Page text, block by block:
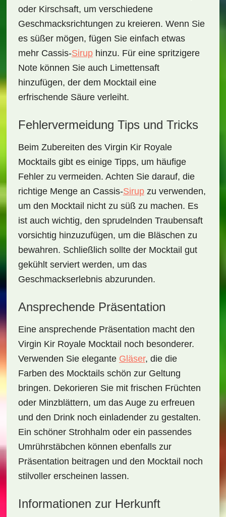
oder Kirschsaft, um verschiedene
Geschmacksrichtungen zu kreieren. Wenn Sie
es süßer mögen, fügen Sie einfach etwas
mehr Cassis-Siruphinzu. Für eine spritzigere
Note können Sie auch Limettensaft
hinzufügen, der dem Mocktail eine
erfrischende Säure verleiht.
Fehlervermeidung Tips und Tricks
Beim Zubereiten des Virgin Kir Royale
Mocktailsgibt es einige Tipps, um häufige
Fehler zu vermeiden. Achten Sie darauf, die
richtige Menge an Cassis-Sirupzu verwenden,
um den Mocktail nicht zu süß zu machen. Es
ist auch wichtig, den sprudelnden Traubensaft
vorsichtig hinzuzufügen, um die Bläschen zu
bewahren. Schließlich sollte der Mocktail gut
gekühlt serviert werden, um das
Geschmackserlebnis abzurunden.
Ansprechende Präsentation
Eine ansprechende Präsentation macht den
Virgin Kir Royale Mocktail noch besonderer.
Verwenden Sie elegante Gläser, die die
Farben des Mocktails schön zur Geltung
bringen. Dekorieren Sie mit frischen Früchten
oder Minzblättern, um das Auge zu erfreuen
und den Drink noch einladender zu gestalten.
Ein schöner Strohhalm oder ein passendes
Umrührstäbchen können ebenfalls zur
Präsentation beitragen und den Mocktail noch
stilvoller erscheinen lassen.
Informationen zur Herkunft